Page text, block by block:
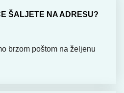
ŠALJETE NA ADRESU?
brzom poštom na željenu